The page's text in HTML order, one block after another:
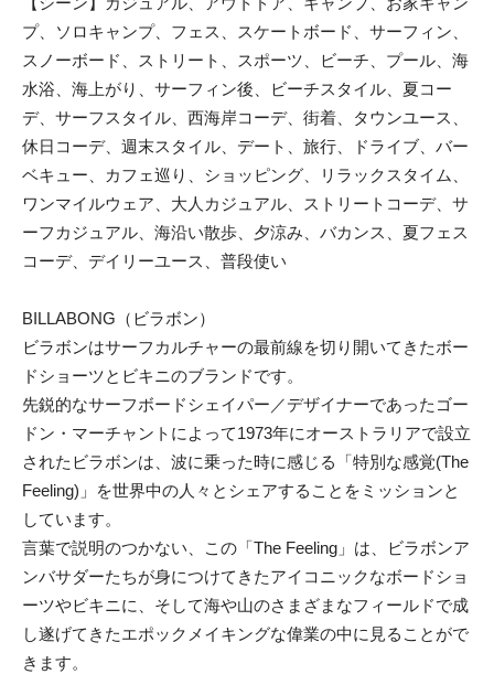
プ、ソロキャンプ、フェス、スケートボード、サーフィン、
スノーボード、ストリート、スポーツ、ビーチ、プール、海
水浴、海上がり、サーフィン後、ビーチスタイル、夏コー
デ、サーフスタイル、西海岸コーデ、街着、タウンユース、
休日コーデ、週末スタイル、デート、旅行、ドライブ、バー
ベキュー、カフェ巡り、ショッピング、リラックスタイム、
ワンマイルウェア、大人カジュアル、ストリートコーデ、サ
ーフカジュアル、海沿い散歩、夕涼み、バカンス、夏フェス
コーデ、デイリーユース、普段使い
BILLABONG（ビラボン）
ビラボンはサーフカルチャーの最前線を切り開いてきたボー
ドショーツとビキニのブランドです。
先鋭的なサーフボードシェイパー／デザイナーであったゴー
ドン・マーチャントによって1973年にオーストラリアで設立
されたビラボンは、波に乗った時に感じる「特別な感覚(The
Feeling)」を世界中の人々とシェアすることをミッションと
しています。
言葉で説明のつかない、この「The Feeling」は、ビラボンア
ンバサダーたちが身につけてきたアイコニックなボードショ
ーツやビキニに、そして海や山のさまざまなフィールドで成
し遂げてきたエポックメイキングな偉業の中に見ることがで
きます。